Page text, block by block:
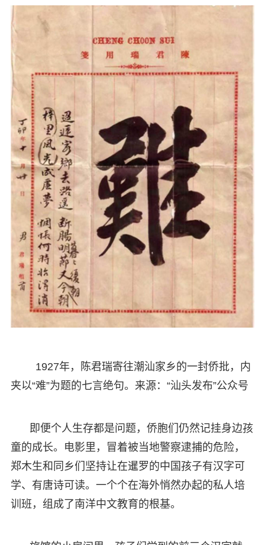
1927年，陈君瑞寄往潮汕家乡的一封侨批，内
夹以“难”为题的七言绝句。来源：“汕头发布”公众号
即便个人生存都是问题，侨胞们仍然记挂身边孩
童的成长。电影里，冒着被当地警察逮捕的危险，
郑木生和同乡们坚持让在暹罗的中国孩子有汉字可
学、有唐诗可读。一个个在海外悄然办起的私人培
训班，组成了南洋中文教育的根基。